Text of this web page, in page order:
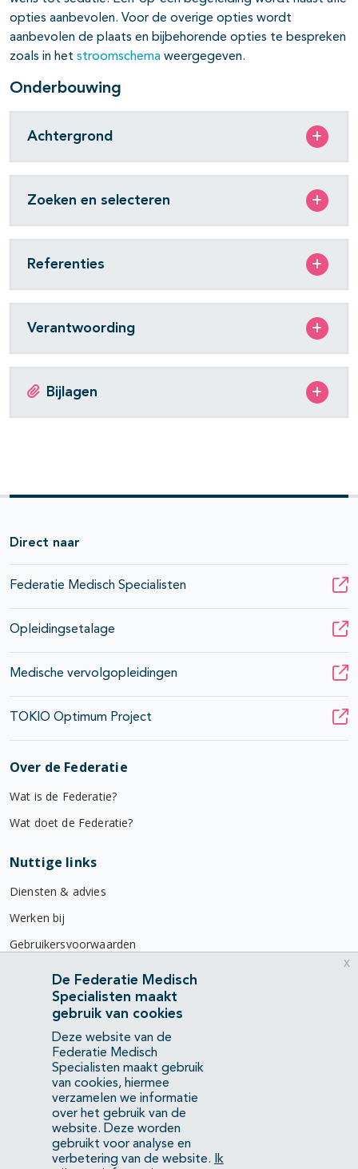
opties aanbevolen. Voor de overige opties wordt
aanbevolen de plaats en bijbehorende opties te bespreken
zoals in het stroomschema weergegeven.
Onderbouwing
Achtergrond
Zoeken en selecteren
Referenties
Verantwoording
Bijlagen
Direct naar
Federatie Medisch Specialisten
Opleidingsetalage
Medische vervolgopleidingen
TOKIO Optimum Project
Over de Federatie
Wat is de Federatie?
Wat doet de Federatie?
Nuttige links
Diensten & advies
Werken bij
Gebruikersvoorwaarden
Privacyverklaring
Contact
Mercatorlaan 1200
3528 BL Utrecht
(088) 505 34 34
info@richtlijnendatabase.nl
YouTubeLinkedIn
De Federatie Medisch
Specialisten maakt
gebruik van cookies
Deze website van de
Federatie Medisch
Specialisten maakt gebruik
van cookies, hiermee
verzamelen we informatie
over het gebruik van de
website. Deze worden
gebruikt voor analyse en
verbetering van de website.
Ik
x